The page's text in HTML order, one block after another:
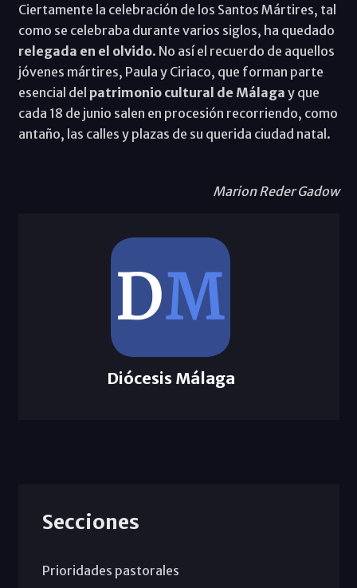
Ciertamente la celebración de los Santos Mártires, tal
como se celebraba durante varios siglos, ha quedado
relegada en el olvido. No así el recuerdo de aquellos
jóvenes mártires, Paula y Ciriaco, que forman parte
esencial del patrimonio cultural de Málaga y que
cada 18 de junio salen en procesión recorriendo, como
antaño, las calles y plazas de su querida ciudad natal.
Marion Reder Gadow
Diócesis Málaga
Secciones
Prioridades pastorales